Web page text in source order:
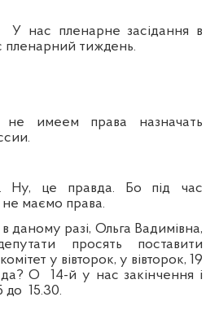
У нас пленарне засідання в
пленарний тиждень.
не имеем права назначать
Ну, це правда. Бо під час
не маємо права.
даному разі, Ольга Вадимівна,
просять поставити
у вівторок, у вівторок, 19
да? О
14-й у нас закінчення і
до 15.30.